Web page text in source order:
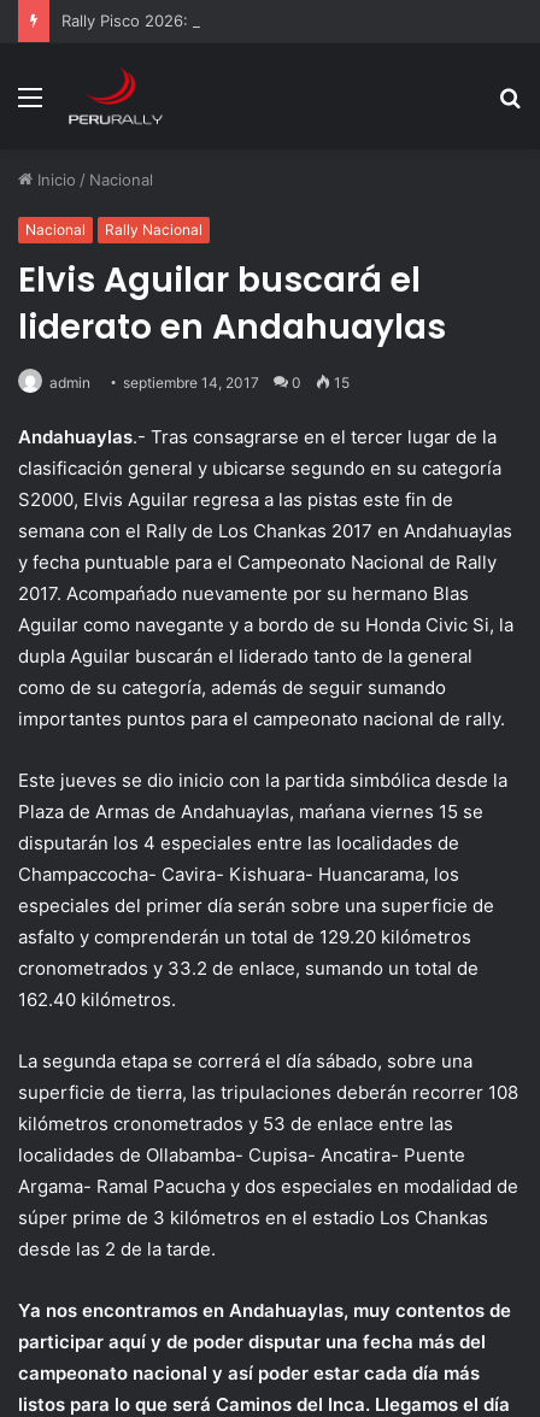
Rally Pisco 2026: todo listo para la gran final del RallyACP
Menú
Inicio / Nacional
Nacional Rally Nacional
Elvis Aguilar buscará el
liderato en Andahuaylas
admin septiembre 14, 2017 0 15
Andahuaylas.- Tras consagrarse en el tercer lugar de la
clasificación general y ubicarse segundo en su categoría
S2000, Elvis Aguilar regresa a las pistas este fin de
semana con el Rally de Los Chankas 2017 en Andahuaylas
y fecha puntuable para el Campeonato Nacional de Rally
2017. Acompańado nuevamente por su hermano Blas
Aguilar como navegante y a bordo de su Honda Civic Si, la
dupla Aguilar buscarán el liderado tanto de la general
como de su categoría, además de seguir sumando
importantes puntos para el campeonato nacional de rally.
Este jueves se dio inicio con la partida simbólica desde la
Plaza de Armas de Andahuaylas, mańana viernes 15 se
disputarán los 4 especiales entre las localidades de
Champaccocha- Cavira- Kishuara- Huancarama, los
especiales del primer día serán sobre una superficie de
asfalto y comprenderán un total de 129.20 kilómetros
cronometrados y 33.2 de enlace, sumando un total de
162.40 kilómetros.
La segunda etapa se correrá el día sábado, sobre una
superficie de tierra, las tripulaciones deberán recorrer 108
kilómetros cronometrados y 53 de enlace entre las
localidades de Ollabamba- Cupisa- Ancatira- Puente
Argama- Ramal Pacucha y dos especiales en modalidad de
súper prime de 3 kilómetros en el estadio Los Chankas
desde las 2 de la tarde.
Ya nos encontramos en Andahuaylas, muy contentos de
participar aquí y de poder disputar una fecha más del
campeonato nacional y así poder estar cada día más
listos para lo que será Caminos del Inca. Llegamos el día